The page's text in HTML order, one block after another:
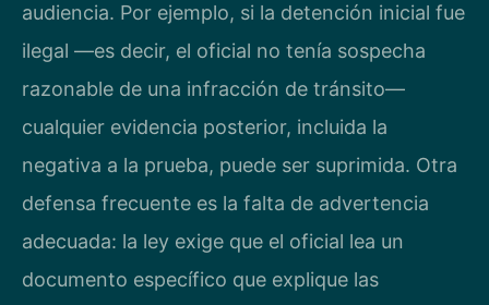
audiencia. Por ejemplo, si la detención inicial fue
ilegal —es decir, el oficial no tenía sospecha
razonable de una infracción de tránsito—
cualquier evidencia posterior, incluida la
negativa a la prueba, puede ser suprimida. Otra
defensa frecuente es la falta de advertencia
adecuada: la ley exige que el oficial lea un
documento específico que explique las